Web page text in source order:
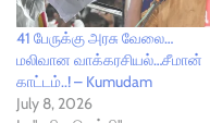
41 பேருக்கு அரசு வேலை…
மலிவான வாக்கரசியல்…சீமான்
காட்டம்..! – Kumudam
July 8, 2026